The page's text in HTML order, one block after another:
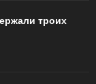
троих